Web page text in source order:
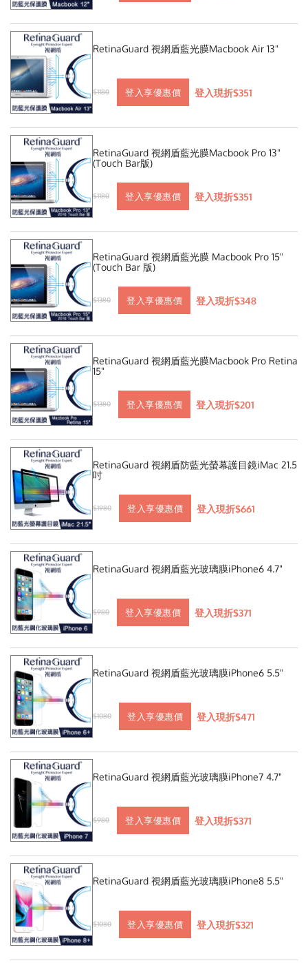
RetinaGuard 視網盾藍光膜Macbook Air 13"
$1180 登入享優惠價 登入現折$351
RetinaGuard 視網盾藍光膜Macbook Pro 13"
(Touch Bar版)
$1180 登入享優惠價 登入現折$351
RetinaGuard 視網盾藍光膜 Macbook Pro 15"
(Touch Bar 版)
$1380 登入享優惠價 登入現折$348
RetinaGuard 視網盾藍光膜Macbook Pro Retina
15"
$1380 登入享優惠價 登入現折$201
RetinaGuard 視網盾防藍光螢幕護目鏡iMac 21.5
吋
$1980 登入享優惠價 登入現折$661
RetinaGuard 視網盾藍光玻璃膜iPhone6 4.7"
$980 登入享優惠價 登入現折$371
RetinaGuard 視網盾藍光玻璃膜iPhone6 5.5"
$1080 登入享優惠價 登入現折$471
RetinaGuard 視網盾藍光玻璃膜iPhone7 4.7"
$980 登入享優惠價 登入現折$371
RetinaGuard 視網盾藍光玻璃膜iPhone8 5.5"
$1080 登入享優惠價 登入現折$321